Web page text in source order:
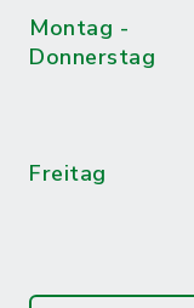
Montag -
Donnerstag
Freitag